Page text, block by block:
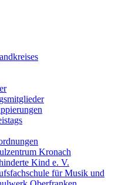
Kronach
Kind e. V.
für Musik und